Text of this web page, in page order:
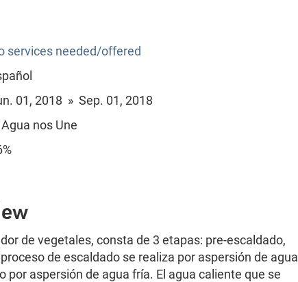
services needed/offered
01, 2018 » Sep. 01, 2018
Agua nos Une
de vegetales, consta de 3 etapas: pre-escaldado,
de escaldado se realiza por aspersión de agua
por aspersión de agua fría. El agua caliente que se